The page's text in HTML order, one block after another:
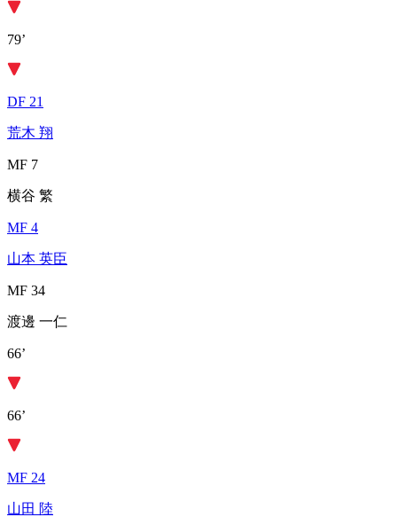
79’
DF 21
荒木 翔
MF 7
横谷 繁
MF 4
山本 英臣
MF 34
渡邊 一仁
66’
66’
MF 24
山田 陸